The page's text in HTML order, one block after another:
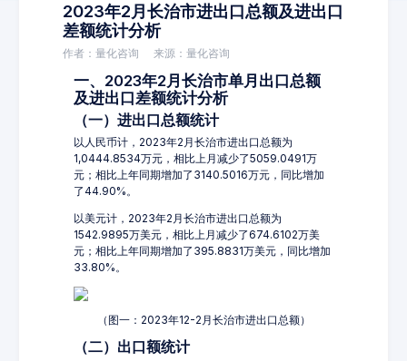
2023年2月长治市进出口总额及进出口
差额统计分析
作者：量化咨询 来源：量化咨询
一、2023年2月长治市单月出口总额
及进出口差额统计分析
（一）进出口总额统计
以人民币计，2023年2月长治市进出口总额为
1,0444.8534万元，相比上月减少了5059.0491万
元；相比上年同期增加了3140.5016万元，同比增加
了44.90%。
以美元计，2023年2月长治市进出口总额为
1542.9895万美元，相比上月减少了674.6102万美
元；相比上年同期增加了395.8831万美元，同比增加
33.80%。
（图一：2023年12-2月长治市进出口总额）
（二）出口额统计